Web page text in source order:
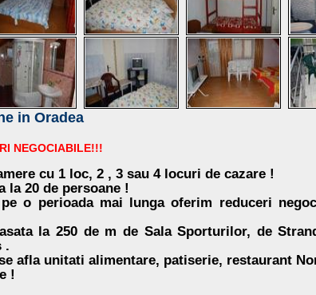
in Oradea
NEGOCIABILE!!!
cu 1 loc, 2 , 3 sau 4 locuri de cazare !
la 20 de persoane !
o perioada mai lunga oferim reduceri
la 250 de m de Sala Sporturilor, de
.
afla unitati alimentare, patiserie, restaurant
!